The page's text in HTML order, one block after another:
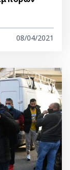
08/04/2021